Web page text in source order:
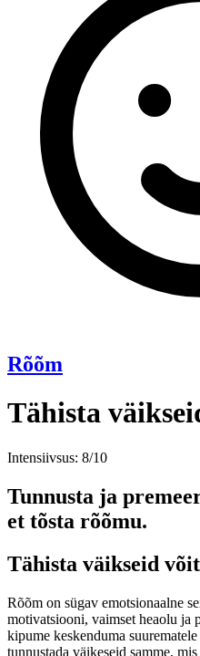
Rõõm
Tähista
Intensiivsus: 8/10
Tunnusta ja
et tõsta rõõmu.
Tähista väikseid
Rõõm on sügav emotsionaalne
motivatsiooni, vaimset heaolu ja
kipume keskenduma
tunnustada väikeseid samme,